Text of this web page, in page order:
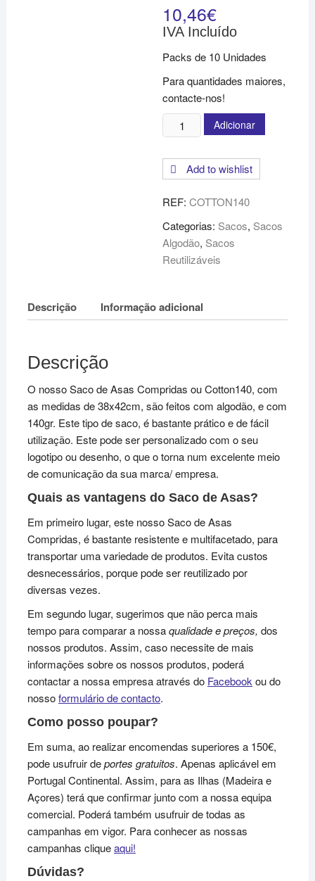
10,46€
IVA Incluído
Packs de 10 Unidades
Para quantidades maiores,
contacte-nos!
Quantidade
de
de
Compridas
em
Algodão
-
140gr
Adicionar
Add to wishlist
REF:COTTON140
Categorias: Sacos, Sacos
Algodão, Sacos
Reutilizáveis
Descrição Informação adicional
Descrição
O nosso Saco de Asas Compridas ou Cotton140, com
as medidas de 38x42cm, são feitos com algodão, e com
140gr. Este tipo de saco, é bastante prático e de fácil
utilização. Este pode ser personalizado com o seu
logotipo ou desenho, o que o torna num excelente meio
de comunicação da sua marca/ empresa.
Quais as vantagens do Saco de Asas?
Em primeiro lugar, este nosso Saco de Asas
Compridas, é bastante resistente e multifacetado, para
transportar uma variedade de produtos. Evita custos
desnecessários, porque pode ser reutilizado por
diversas vezes.
Em segundo lugar, sugerimos que não perca mais
tempo para comparar a nossaqualidade e preços, dos
nossos produtos. Assim, caso necessite de mais
informações sobre os nossos produtos, poderá
contactar a nossa empresa através do Facebookou do
nossoformulário de contacto.
Como posso poupar?
Em suma, ao realizar encomendas superiores a 150€,
pode usufruir deportes gratuitos. Apenas aplicável em
Portugal Continental. Assim, para as Ilhas (Madeira e
Açores) terá que confirmar junto com a nossa equipa
comercial. Poderá também usufruir de todas as
campanhas em vigor. Para conhecer as nossas
campanhas cliqueaqui!
Dúvidas?